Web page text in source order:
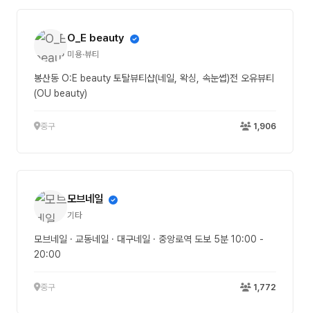
O_E beauty
미용·뷰티
봉산동 O:E beauty 토탈뷰티샵(네일, 왁싱, 속눈썹)전 오유뷰티
(OU beauty)
중구 1,906
모브네일
기타
모브네일 · 교동네일 · 대구네일 · 중앙로역 도보 5분 10:00 -
20:00
중구 1,772